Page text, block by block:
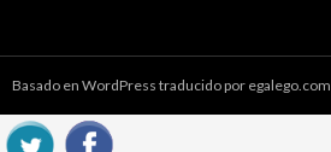
Basado en WordPress traducido por egalego.com